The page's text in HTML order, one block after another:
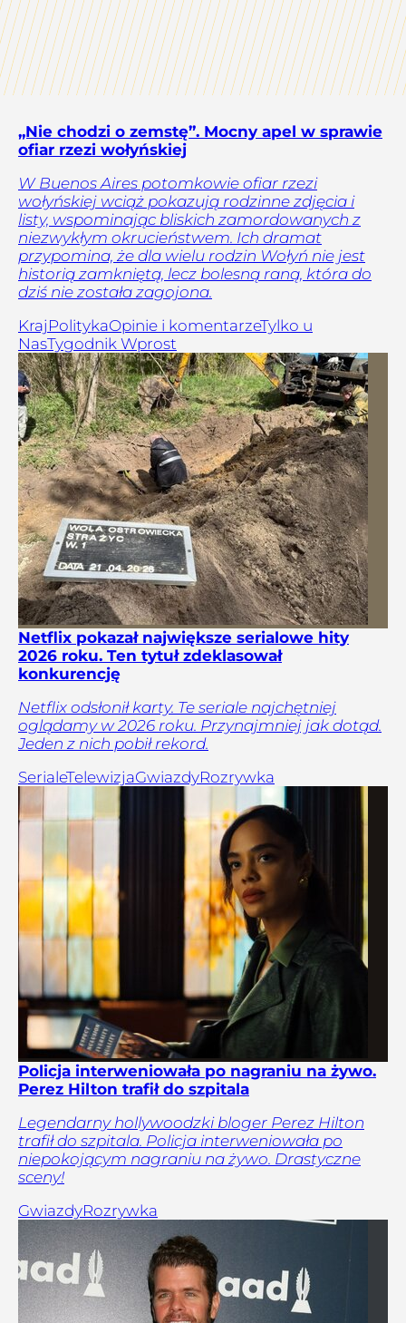
„Nie chodzi o zemstę”. Mocny apel w sprawie
ofiar rzezi wołyńskiej
W Buenos Aires potomkowie ofiar rzezi
wołyńskiej wciąż pokazują rodzinne zdjęcia i
listy, wspominając bliskich zamordowanych z
niezwykłym okrucieństwem. Ich dramat
przypomina, że dla wielu rodzin Wołyń nie jest
historią zamkniętą, lecz bolesną raną, która do
dziś nie została zagojona.
Kraj PolitykaOpinie i komentarzeTylko u
NasTygodnik Wprost
Netflix pokazał największe serialowe hity
2026 roku. Ten tytuł zdeklasował
konkurencję
Netflix odsłonił karty. Te seriale najchętniej
oglądamy w 2026 roku. Przynajmniej jak dotąd.
Jeden z nich pobił rekord.
SerialeTelewizjaGwiazdyRozrywka
Policja interweniowała po nagraniu na żywo.
Perez Hilton trafił do szpitala
Legendarny hollywoodzki bloger Perez Hilton
trafił do szpitala. Policja interweniowała po
niepokojącym nagraniu na żywo. Drastyczne
sceny!
GwiazdyRozrywka